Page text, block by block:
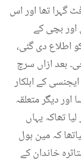
کے مطابق مین ہول تقریباً 20 سے 25 فٹ گہرا تھا اور اس
اور بچی کے
نے بتایا تھاکہ واقعے کے فوراً بعد 1122 کو اطلاع دی گئی،
بعد ازاں سرچ
کے اہلکار
اور دیگر متعلقہ
تھاکہ یہاں
کہ مین ہول
خاندان کے